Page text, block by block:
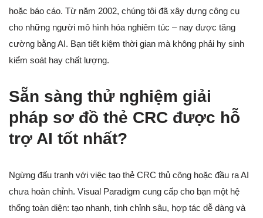
hoặc báo cáo. Từ năm 2002, chúng tôi đã xây dựng công cụ
cho những người mô hình hóa nghiêm túc – nay được tăng
cường bằng AI. Bạn tiết kiệm thời gian mà không phải hy sinh
kiểm soát hay chất lượng.
Sẵn sàng thử nghiệm giải
pháp sơ đồ thẻ CRC được hỗ
trợ AI tốt nhất?
Ngừng đấu tranh với việc tạo thẻ CRC thủ công hoặc đầu ra AI
chưa hoàn chỉnh. Visual Paradigm cung cấp cho bạn một hệ
thống toàn diện: tạo nhanh, tinh chỉnh sâu, hợp tác dễ dàng và